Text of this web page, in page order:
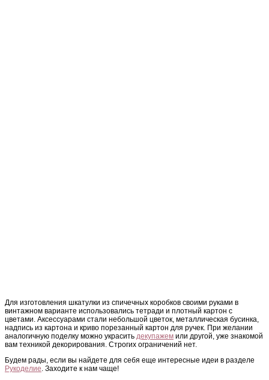
Для изготовления шкатулки из спичечных коробков своими руками в
винтажном варианте использовались тетради и плотный картон с
цветами. Аксессуарами стали небольшой цветок, металлическая бусинка,
надпись из картона и криво порезанный картон для ручек. При желании
аналогичную поделку можно украсить декупажем или другой, уже знакомой
вам техникой декорирования. Строгих ограничений нет.
Будем рады, если вы найдете для себя еще интересные идеи в разделе
Рукоделие. Заходите к нам чаще!